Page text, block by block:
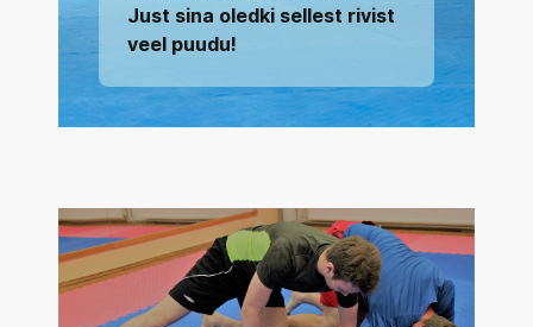
Just sina oledki sellest rivist
veel puudu!